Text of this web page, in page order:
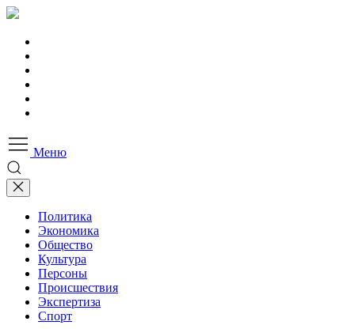
Меню
Политика
Экономика
Общество
Культура
Персоны
Происшествия
Экспертиза
Спорт